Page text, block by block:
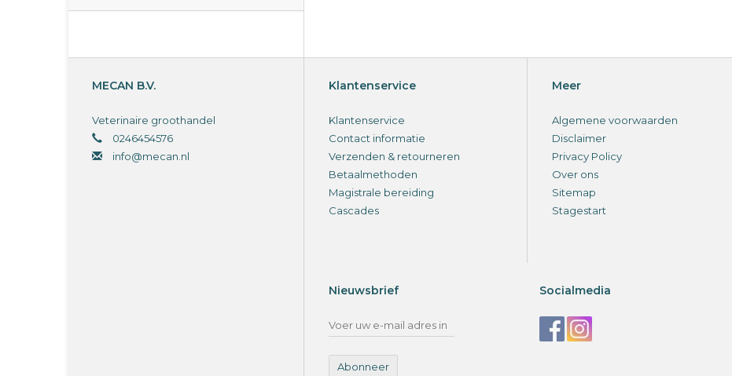
MECAN B.V.
Veterinaire groothandel
0246454576
info@mecan.nl
Klantenservice
Klantenservice
Contact informatie
Verzenden & retourneren
Betaalmethoden
Magistrale bereiding
Cascades
Meer
Algemene voorwaarden
Disclaimer
Privacy Policy
Over ons
Sitemap
Stagestart
Nieuwsbrief
Abonneer
Socialmedia